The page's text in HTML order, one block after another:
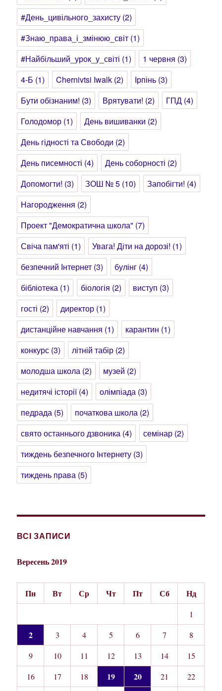
#День_цивільного_захисту (2)
#Знаю_права_і_змінюю_світ (1)
#Найбільший_урок_у_світі (1) 1 червня (3)
4-Б (1) Chernivtsi Iwalk (2) Ірпінь (3)
Бути обізнаним! (3) Врятувати! (2) ГПД (4)
Голодомор (1) День вишиванки (2)
День гідності та Свободи (2)
День писемності (4) День соборності (2)
Допомогти! (3) ЗОШ № 5 (10) Запобігти! (4)
Нагородження (2)
Проект "Демократична школа" (7)
Свіча пам'яті (1) Увага! Діти на дорозі! (1)
безпечний Інтернет (3) булінг (4)
бібліотека (1) біологія (2) виступ (3)
гості (2) директор (1)
дистанційне навчання (1) карантин (1)
конкурс (3) літній табір (2)
молодша школа (2) музей (2)
недитячі історії(4) олімпіада (3)
педрада (5) початкова школа (2)
свято останнього дзвоника (4) семінар (2)
тиждень безпечного Інтернету (3)
тиждень права (5)
ВСІ ЗАПИСИ
Вересень 2019
Пн Вт Ср Чт Пт Сб Нд
1
2 3 4 5 6 7
8
9
10 11 12 13 14
15
16
17 18 19 20 21
22